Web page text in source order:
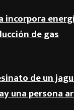
incorpora
de gas
de un
una persona